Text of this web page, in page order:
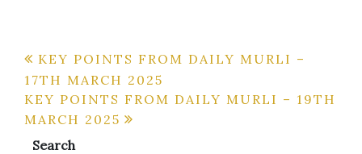
Post
navigation
KEY POINTS FROM DAILY MURLI –
17TH MARCH 2025
KEY POINTS FROM DAILY MURLI – 19TH
MARCH 2025
Search